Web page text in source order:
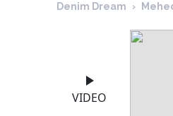
Denim Dream ›
VIDEO